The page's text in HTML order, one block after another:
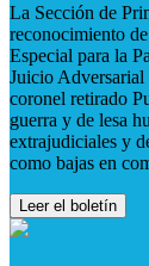
La Sección de
reconocimiento
Especial para la
Juicio Adversarial
coronel retirado
guerra y de lesa
extrajudiciales y
como bajas en
Leer el boletín